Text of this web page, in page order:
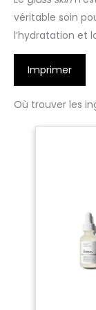
véritable soin
l’hydratation et
Imprimer
Où trouver les